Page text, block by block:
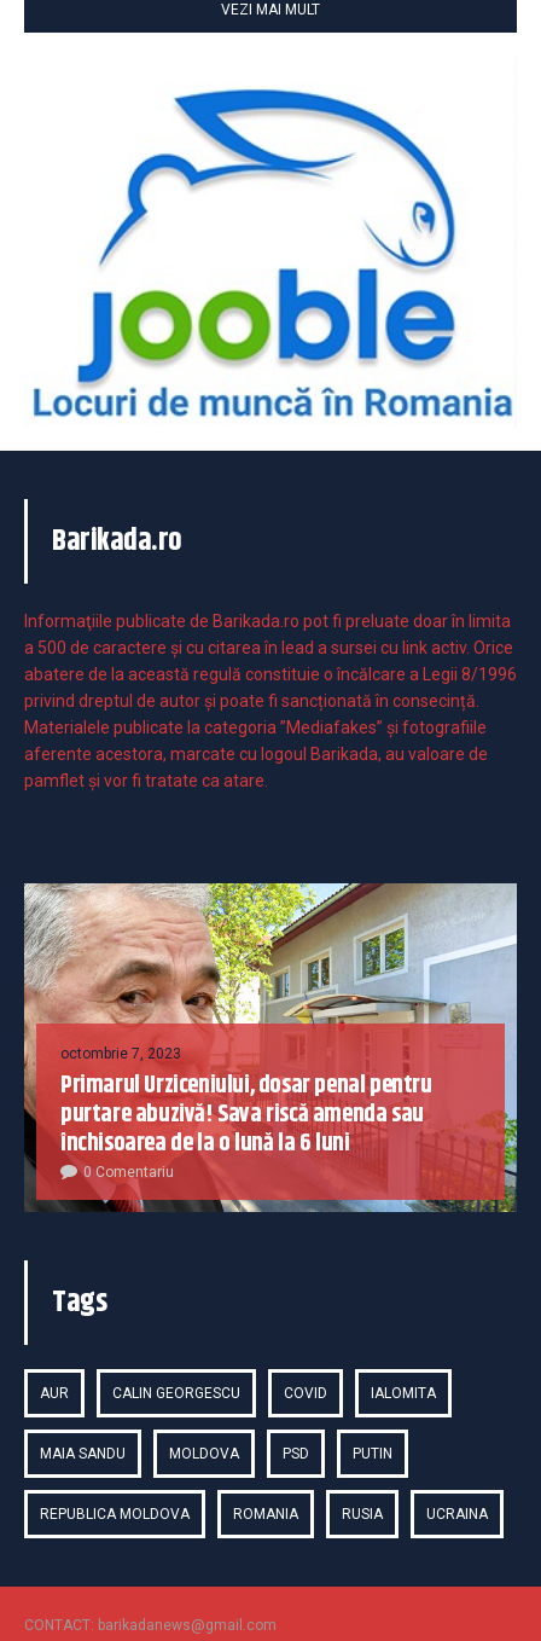
VEZI MAI MULT
Barikada.ro
Informaţiile publicate de Barikada.ro pot fi preluate doar în limita
a 500 de caractere şi cu citarea în lead a sursei cu link activ. Orice
abatere de la această regulă constituie o încălcare a Legii 8/1996
privind dreptul de autor și poate fi sancționată în consecință.
Materialele publicate la categoria ”Mediafakes” și fotografiile
aferente acestora, marcate cu logoul Barikada, au valoare de
pamflet și vor fi tratate ca atare.
octombrie 7, 2023
Primarul Urziceniului, dosar penal pentru
purtare abuzivă! Sava riscă amenda sau
închisoarea de la o lună la 6 luni
0 Comentariu
Tags
AUR CALIN GEORGESCU COVID IALOMITA
MAIA SANDU MOLDOVA PSD PUTIN
REPUBLICA MOLDOVA ROMANIA RUSIA UCRAINA
CONTACT: barikadanews@gmail.com